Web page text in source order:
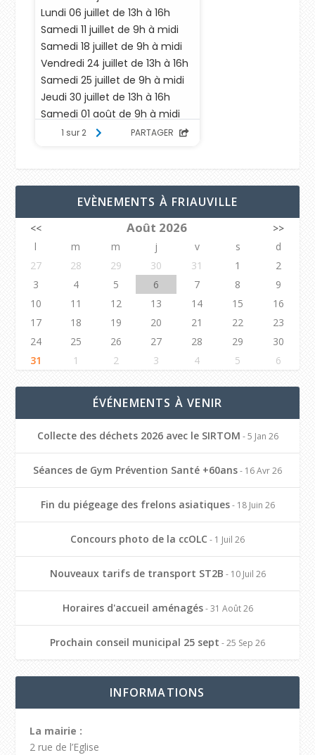
EVÈNEMENTS À FRIAUVILLE
<< Août 2026
>>
l
m m j v s
d
27
28 29 30 31 1
2
3
4 5 6 7 8
9
10
11 12 13 14 15
16
17
18 19 20 21 22
23
24
25 26 27 28 29
30
31
1 2 3 4 5 6
ÉVÉNEMENTS À VENIR
Collecte des déchets 2026 avec le SIRTOM - 5 Jan 26
Séances de Gym Prévention Santé +60ans- 16 Avr 26
Fin du piégeage des frelons asiatiques- 18 Juin 26
Concours photo de la ccOLC - 1 Juil 26
Nouveaux tarifs de transport ST2B - 10 Juil 26
Horaires d'accueil aménagés- 31 Août 26
Prochain conseil municipal 25 sept - 25 Sep 26
INFORMATIONS
La mairie :
2 rue de l’Eglise